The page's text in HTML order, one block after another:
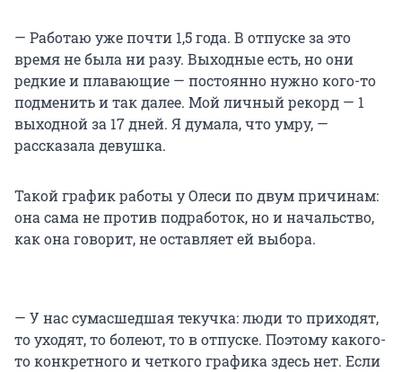
— Работаю уже почти 1,5 года. В отпуске за это
время не была ни разу. Выходные есть, но они
редкие и плавающие — постоянно нужно кого-то
подменить и так далее. Мой личный рекорд — 1
выходной за 17 дней. Я думала, что умру, —
рассказала девушка.
Такой график работы у Олеси по двум причинам:
она сама не против подработок, но и начальство,
как она говорит, не оставляет ей выбора.
— У нас сумасшедшая текучка: люди то приходят,
то уходят, то болеют, то в отпуске. Поэтому какого-
то конкретного и четкого графика здесь нет. Если